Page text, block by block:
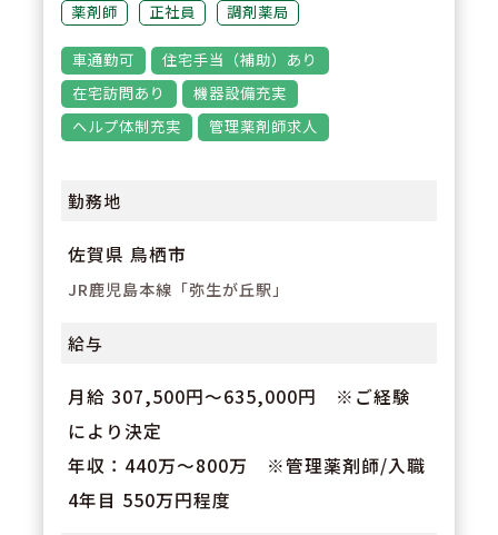
＼キャリアアップしたい方向け！
管理薬剤師・店長ポジションでの
採用です／調剤薬局4年以上のご
経験の方は目安「年収550万」で
の採用を予定しております。※住
給となります。
薬剤師 正社員 調剤薬局
車通勤可
住宅手当（補助）あり
在宅訪問あり
機器設備充実
ヘルプ体制充実
管理薬剤師求人
勤務地
佐賀県 鳥栖市
JR鹿児島本線「弥生が丘駅」
給与
月給 307,500円～635,000円 ※ご経験
により決定
年収：440万～800万 ※管理薬剤師/入職
4年目 550万円程度